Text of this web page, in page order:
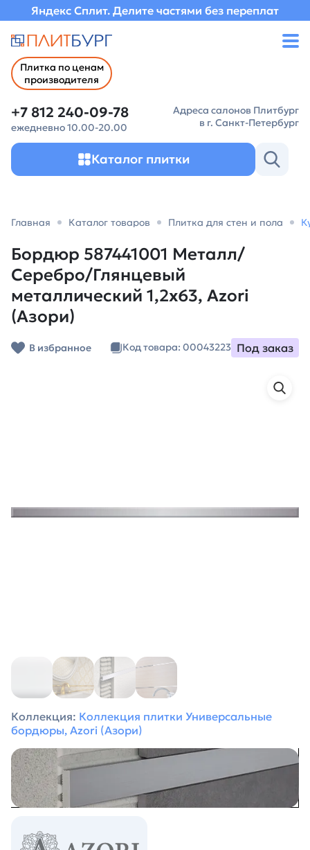
Яндекс Сплит. Делите частями без переплат
Плитка по ценам
производителя
+7 812 240-09-78
ежедневно 10.00-20.00
Адреса салонов Плитбург
в г. Санкт-Петербург
Каталог плитки
Главная Каталог товаров Плитка для стен и пола
Бордюр 587441001 Металл/
Серебро/Глянцевый
металлический 1,2х63, Azori
(Азори)
В избранное Код товара: 00043223 Под заказ
Коллекция: Коллекция плитки Универсальные
бордюры, Azori (Азори)